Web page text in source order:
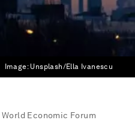
Image: Unsplash/Ella Ivanescu
World Economic Forum